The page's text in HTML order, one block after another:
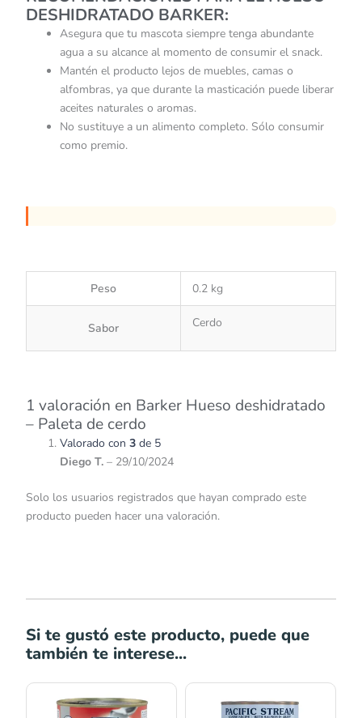
DESHIDRATADO BARKER:
Asegura que tu mascota siempre tenga abundante
agua a su alcance al momento de consumir el snack.
Mantén el producto lejos de muebles, camas o
alfombras, ya que durante la masticación puede liberar
aceites naturales o aromas.
No sustituye a un alimento completo. Sólo consumir
como premio.
Peso 0.2 kg
Sabor Cerdo
1 valoración en Barker Hueso deshidratado
– Paleta de cerdo
Valorado con 3 de 5
Diego T. – 29/10/2024
Solo los usuarios registrados que hayan comprado este
producto pueden hacer una valoración.
Si te gustó este producto, puede que
también te interese...
de